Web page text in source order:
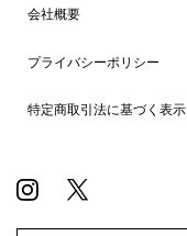
会社概要
プライバシーポリシー
特定商取引法に基づく表示